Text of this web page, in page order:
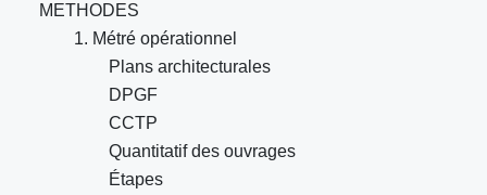
METHODES
1. Métré opérationnel
Plans architecturales
DPGF
CCTP
Quantitatif des ouvrages
Étapes